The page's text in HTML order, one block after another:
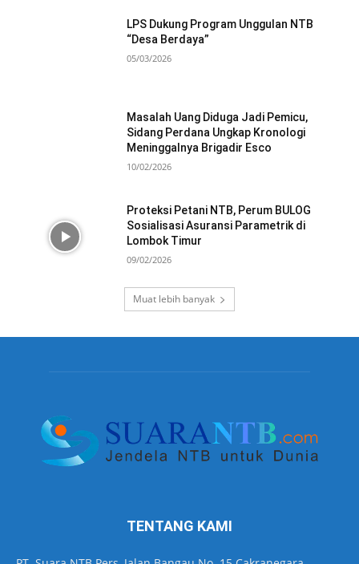
LPS Dukung Program Unggulan NTB
“Desa Berdaya”
05/03/2026
Masalah Uang Diduga Jadi Pemicu,
Sidang Perdana Ungkap Kronologi
Meninggalnya Brigadir Esco
10/02/2026
Proteksi Petani NTB, Perum BULOG
Sosialisasi Asuransi Parametrik di
Lombok Timur
09/02/2026
Muat lebih banyak
TENTANG KAMI